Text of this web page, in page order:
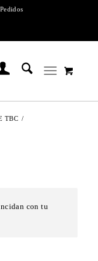
Pedidos
TBC /
con tu